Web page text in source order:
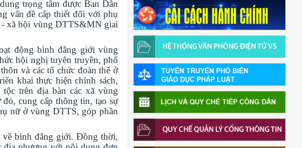
trọng tâm được Ban Dân
vấn đề cấp thiết đối với phụ
- xã hội vùng DTTS&MN giai
động bình đẳng giới vùng
hội nghị tuyên truyền, phổ
và các tổ chức đoàn thể ở
khai thực hiện chính sách,
trên địa bàn các xã vùng
cung cấp thông tin, tạo sự
nữ ở vùng DTTS, góp phần
về bình đẳng giới. Đồng thời,